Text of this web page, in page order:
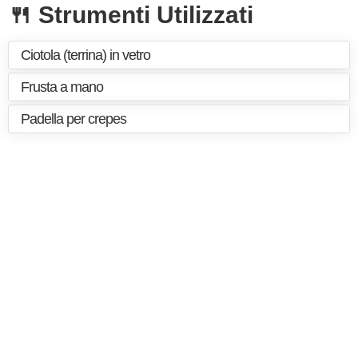
🍴 Strumenti Utilizzati
Ciotola (terrina) in vetro
Frusta a mano
Padella per crepes